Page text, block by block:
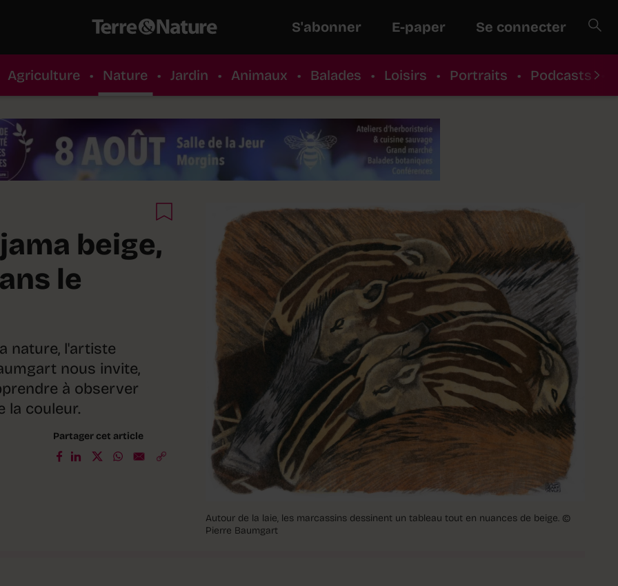
S'abonner E-paper Se connecter
Agriculture • Nature • Jardin • Animaux • Balades • Loisirs • Portraits • Podcasts
beige,
le
nature, l'artiste
nous invite,
à observer
la couleur.
Partager cet article
Autour de la laie, les marcassins dessinent un tableau tout en nuances de beige. ©
Pierre Baumgart